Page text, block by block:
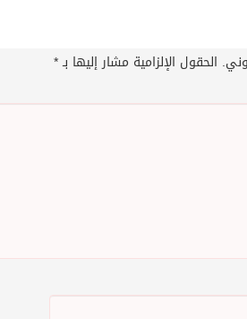
الحقول الإلزامية مشار إليها بـ*